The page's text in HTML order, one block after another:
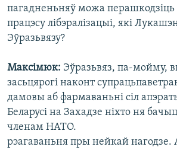
пагадненьняў можа перашкодзіць
працэсу лібэралізацыі, які
Эўразьвязу?
Максімюк: Эўразьвяз, па-мойму,
засьцярогі наконт
дамовы аб фармаваньні сіл
Беларусі на Захадзе ніхто ня
членам НАТО.
рэагаваньня пры нейкай нагодзе.